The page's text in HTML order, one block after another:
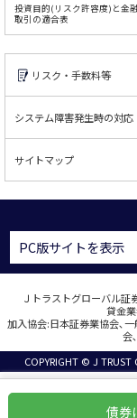
投資目的(リスク許容度)と金
取引の適合表
リスク・手数料等
システム障害発生時の対応
サイトマップ
PC版サイトを表示
Ｊトラストグローバル
貸金
加入協会:日本証券業協会､
会
COPYRIGHT © J TRUST
債券